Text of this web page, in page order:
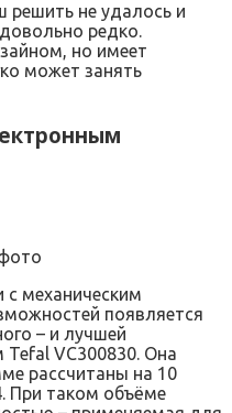
решить не удалось и
редко.
но имеет
может занять
с механическим
появляется
– и лучшей
VC300830. Она
рассчитаны на 10
При таком объёме